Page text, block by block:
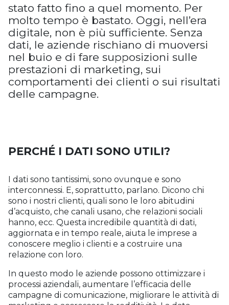
stato fatto fino a quel momento. Per
molto tempo è bastato. Oggi, nell’era
digitale, non è più sufficiente. Senza
dati, le aziende rischiano di muoversi
nel buio e di fare supposizioni sulle
prestazioni di marketing, sui
comportamenti dei clienti o sui risultati
delle campagne.
PERCHÉ I DATI SONO UTILI?
I dati sono tantissimi, sono ovunque e sono
interconnessi. E, soprattutto, parlano. Dicono chi
sono i nostri clienti, quali sono le loro abitudini
d’acquisto, che canali usano, che relazioni sociali
hanno, ecc. Questa incredibile quantità di dati,
aggiornata e in tempo reale, aiuta le imprese a
conoscere meglio i clienti e a costruire una
relazione con loro.
In questo modo le aziende possono ottimizzare i
processi aziendali, aumentare l’efficacia delle
campagne di comunicazione, migliorare le attività di